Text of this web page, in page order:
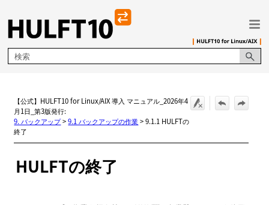
メイン コンテンツにスキップ
【公式】HULFT10 for Linux/AIX 導入 マニュアル_2026年4
月1日_第3版発行:
9. バックアップ>9.1 バックアップの作業>9.1.1 HULFTの
終了
HULFTの終了